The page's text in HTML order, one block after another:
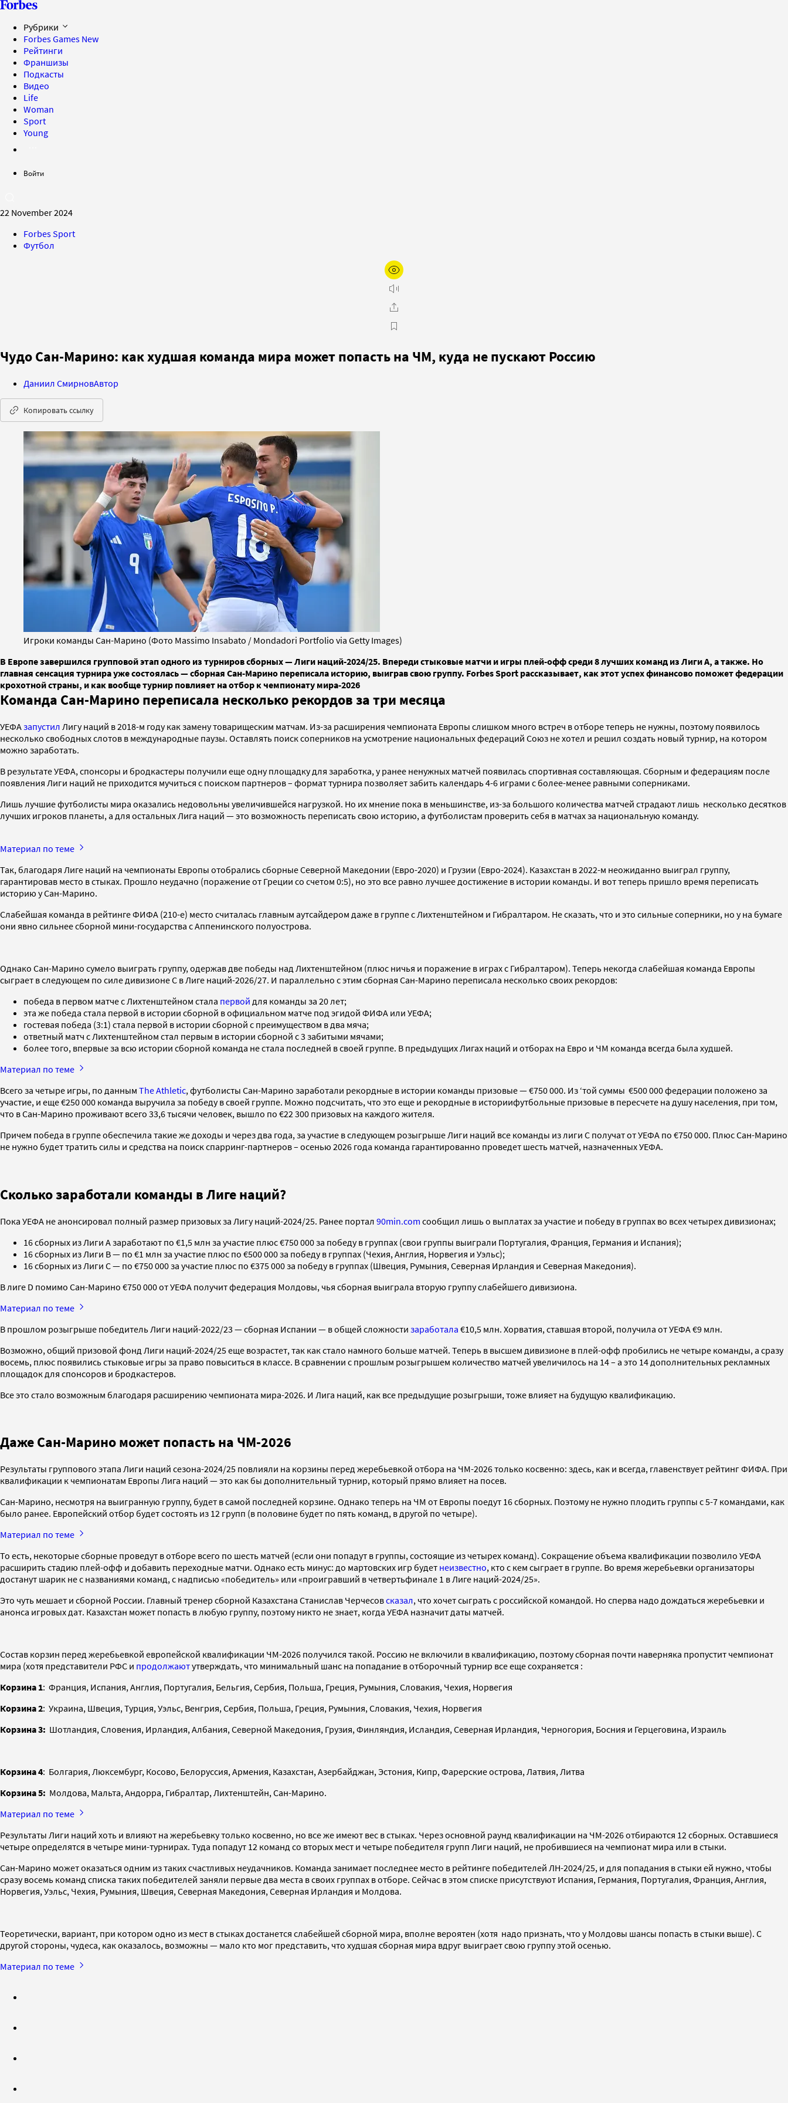
Рубрики
Forbes Games New
Рейтинги
Франшизы
Подкасты
Видео
Life
Woman
Sport
Young
Войти
22 November 2024
Forbes Sport
Футбол
Чудо Сан-Марино: как худшая команда мира может попасть на ЧМ, куда не пускают Россию
Даниил СмирновАвтор
Копировать ссылку
Игроки команды Сан-Марино (Фото Massimo Insabato / Mondadori Portfolio via Getty Images)
В Европе завершился групповой этап одного из турниров сборных — Лиги наций-2024/25. Впереди стыковые матчи и игры плей-офф среди 8 лучших команд из Лиги А, а также. Но
главная сенсация турнира уже состоялась — сборная Сан-Марино переписала историю, выиграв свою группу. Forbes Sport рассказывает, как этот успех финансово поможет федерации
крохотной страны, и как вообще турнир повлияет на отбор к чемпионату мира-2026
Команда Сан-Марино переписала несколько рекордов за три месяца
УЕФАзапустил Лигу наций в 2018-м году как замену товарищеским матчам. Из-за расширения чемпионата Европы слишком много встреч в отборе теперь не нужны, поэтому появилось
несколько свободных слотов в международные паузы. Оставлять поиск соперников на усмотрение национальных федераций Союз не хотел и решил создать новый турнир, на котором
можно заработать.
В результате УЕФА, спонсоры и бродкастеры получили еще одну площадку для заработка, у ранее ненужных матчей появилась спортивная составляющая. Сборным и федерациям после
появления Лиги наций не приходится мучиться с поиском партнеров – формат турнира позволяет забить календарь 4-6 играми с более-менее равными соперниками.
Лишь лучшие футболисты мира оказались недовольны увеличившейся нагрузкой. Но их мнение пока в меньшинстве, из-за большого количества матчей страдают лишь несколько десятков
лучших игроков планеты, а для остальных Лига наций — это возможность переписать свою историю, а футболистам проверить себя в матчах за национальную команду.
Материал по теме
Так, благодаря Лиге наций на чемпионаты Европы отобрались сборные Северной Македонии (Евро-2020) и Грузии (Евро-2024). Казахстан в 2022-м неожиданно выиграл группу,
гарантировав место в стыках. Прошло неудачно (поражение от Греции со счетом 0:5), но это все равно лучшее достижение в истории команды. И вот теперь пришло время переписать
историю у Сан-Марино.
Слабейшая команда в рейтинге ФИФА (210-е) место считалась главным аутсайдером даже в группе с Лихтенштейном и Гибралтаром. Не сказать, что и это сильные соперники, но у на бумаге
они явно сильнее сборной мини-государства с Аппенинского полуострова.
Однако Сан-Марино сумело выиграть группу, одержав две победы над Лихтенштейном (плюс ничья и поражение в играх с Гибралтаром). Теперь некогда слабейшая команда Европы
сыграет в следующем по силе дивизионе С в Лиге наций-2026/27. И параллельно с этим сборная Сан-Марино переписала несколько своих рекордов:
победа в первом матче с Лихтенштейном стала первой для команды за 20 лет;
эта же победа стала первой в истории сборной в официальном матче под эгидой ФИФА или УЕФА;
гостевая победа (3:1) стала первой в истории сборной с преимуществом в два мяча;
ответный матч с Лихтенштейном стал первым в истории сборной с 3 забитыми мячами;
более того, впервые за всю истории сборной команда не стала последней в своей группе. В предыдущих Лигах наций и отборах на Евро и ЧМ команда всегда была худшей.
Материал по теме
Всего за четыре игры, по данным The Athletic, футболисты Сан-Марино заработали рекордные в истории команды призовые — €750 000. Из ‘той суммы €500 000 федерации положено за
участие, и еще €250 000 команда выручила за победу в своей группе. Можно подсчитать, что это еще и рекордные в историифутбольные призовые в пересчете на душу населения, при том,
что в Сан-Марино проживают всего 33,6 тысячи человек, вышло по €22 300 призовых на каждого жителя.
Причем победа в группе обеспечила такие же доходы и через два года, за участие в следующем розыгрыше Лиги наций все команды из лиги C получат от УЕФА по €750 000. Плюс Сан-Марино
не нужно будет тратить силы и средства на поиск спарринг-партнеров – осенью 2026 года команда гарантированно проведет шесть матчей, назначенных УЕФА.
Сколько заработали команды в Лиге наций?
Пока УЕФА не анонсировал полный размер призовых за Лигу наций-2024/25. Ранее портал 90min.com сообщил лишь о выплатах за участие и победу в группах во всех четырех дивизионах;
16 сборных из Лиги А заработают по €1,5 млн за участие плюс €750 000 за победу в группах (свои группы выиграли Португалия, Франция, Германия и Испания);
16 сборных из Лиги B — по €1 млн за участие плюс по €500 000 за победу в группах (Чехия, Англия, Норвегия и Уэльс);
16 сборных из Лиги С — по €750 000 за участие плюс по €375 000 за победу в группах (Швеция, Румыния, Северная Ирландия и Северная Македония).
В лиге D помимо Сан-Марино €750 000 от УЕФА получит федерация Молдовы, чья сборная выиграла вторую группу слабейшего дивизиона.
Материал по теме
В прошлом розыгрыше победитель Лиги наций-2022/23 — сборная Испании — в общей сложности заработала €10,5 млн. Хорватия, ставшая второй, получила от УЕФА €9 млн.
Возможно, общий призовой фонд Лиги наций-2024/25 еще возрастет, так как стало намного больше матчей. Теперь в высшем дивизионе в плей-офф пробились не четыре команды, а сразу
восемь, плюс появились стыковые игры за право повыситься в классе. В сравнении с прошлым розыгрышем количество матчей увеличилось на 14 – а это 14 дополнительных рекламных
площадок для спонсоров и бродкастеров.
Все это стало возможным благодаря расширению чемпионата мира-2026. И Лига наций, как все предыдущие розыгрыши, тоже влияет на будущую квалификацию.
Даже Сан-Марино может попасть на ЧМ-2026
Результаты группового этапа Лиги наций сезона-2024/25 повлияли на корзины перед жеребьевкой отбора на ЧМ-2026 только косвенно: здесь, как и всегда, главенствует рейтинг ФИФА. При
квалификации к чемпионатам Европы Лига наций — это как бы дополнительный турнир, который прямо влияет на посев.
Сан-Марино, несмотря на выигранную группу, будет в самой последней корзине. Однако теперь на ЧМ от Европы поедут 16 сборных. Поэтому не нужно плодить группы с 5-7 командами, как
было ранее. Европейский отбор будет состоять из 12 групп (в половине будет по пять команд, в другой по четыре).
Материал по теме
То есть, некоторые сборные проведут в отборе всего по шесть матчей (если они попадут в группы, состоящие из четырех команд). Сокращение объема квалификации позволило УЕФА
расширить стадию плей-офф и добавить переходные матчи. Однако есть минус: до мартовских игр будет неизвестно, кто с кем сыграет в группе. Во время жеребьевки организаторы
достанут шарик не с названиями команд, с надписью «победитель» или «проигравший в четвертьфинале 1 в Лиге наций-2024/25».
Это чуть мешает и сборной России. Главный тренер сборной Казахстана Станислав Черчесовсказал, что хочет сыграть с российской командой. Но сперва надо дождаться жеребьевки и
анонса игровых дат. Казахстан может попасть в любую группу, поэтому никто не знает, когда УЕФА назначит даты матчей.
Состав корзин перед жеребьевкой европейской квалификации ЧМ-2026 получился такой. Россию не включили в квалификацию, поэтому сборная почти наверняка пропустит чемпионат
мира (хотя представители РФС и продолжаютутверждать, что минимальный шанс на попадание в отборочный турнир все еще сохраняется :
Корзина 1: Франция, Испания, Англия, Португалия, Бельгия, Сербия, Польша, Греция, Румыния, Словакия, Чехия, Норвегия
Корзина 2: Украина, Швеция, Турция, Уэльс, Венгрия, Сербия, Польша, Греция, Румыния, Словакия, Чехия, Норвегия
Корзина 3: Шотландия, Словения, Ирландия, Албания, Северной Македония, Грузия, Финляндия, Исландия, Северная Ирландия, Черногория, Босния и Герцеговина, Израиль
Корзина 4: Болгария, Люксембург, Косово, Белоруссия, Армения, Казахстан, Азербайджан, Эстония, Кипр, Фарерские острова, Латвия, Литва
Корзина 5: Молдова, Мальта, Андорра, Гибралтар, Лихтенштейн, Сан-Марино.
Материал по теме
Результаты Лиги наций хоть и влияют на жеребьевку только косвенно, но все же имеют вес в стыках. Через основной раунд квалификации на ЧМ-2026 отбираются 12 сборных. Оставшиеся
четыре определятся в четыре мини-турнирах. Туда попадут 12 команд со вторых мест и четыре победителя групп Лиги наций, не пробившиеся на чемпионат мира или в стыки.
Сан-Марино может оказаться одним из таких счастливых неудачников. Команда занимает последнее место в рейтинге победителей ЛН-2024/25, и для попадания в стыки ей нужно, чтобы
сразу восемь команд списка таких победителей заняли первые два места в своих группах в отборе. Сейчас в этом списке присутствуют Испания, Германия, Португалия, Франция, Англия,
Норвегия, Уэльс, Чехия, Румыния, Швеция, Северная Македония, Северная Ирландия и Молдова.
Теоретически, вариант, при котором одно из мест в стыках достанется слабейшей сборной мира, вполне вероятен (хотя надо признать, что у Молдовы шансы попасть в стыки выше). С
другой стороны, чудеса, как оказалось, возможны — мало кто мог представить, что худшая сборная мира вдруг выиграет свою группу этой осенью.
Материал по теме